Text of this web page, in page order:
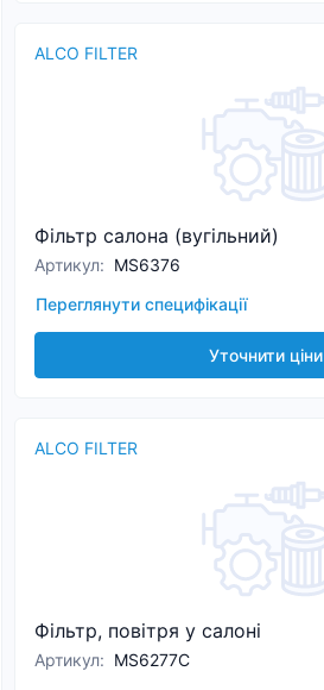
ALCO FILTER
Фільтр салона (вугільний)
Артикул: MS6376
Переглянути специфікації
Уточнити ціни
ALCO FILTER
Фільтр, повітря у салоні
Артикул: MS6277C